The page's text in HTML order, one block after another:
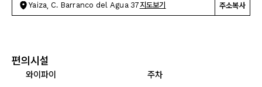
Yaiza, C. Barranco del Agua 37 지도보기 주소복사
편의시설
와이파이
주차